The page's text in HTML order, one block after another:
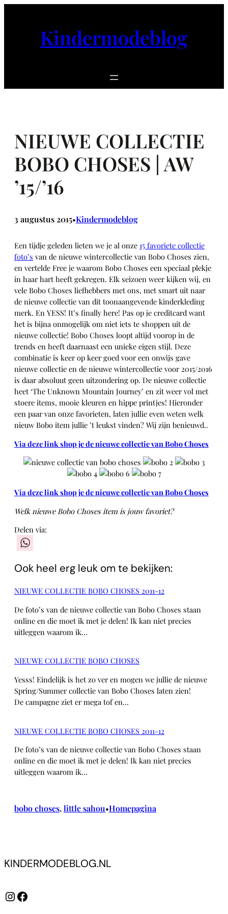
Kindermodeblog
NIEUWE COLLECTIE
BOBO CHOSES | AW
’15/’16
3 augustus 2015•Kindermodeblog
Een tijdje geleden lieten we je al onze 15 favoriete collectie
foto’s van de nieuwe wintercollectie van Bobo Choses zien,
en vertelde Free je waarom Bobo Choses een speciaal plekje
in haar hart heeft gekregen. Elk seizoen weer kijken wij, en
vele Bobo Choses liefhebbers met ons, met smart uit naar
de nieuwe collectie van dit toonaangevende kinderkleding
merk. En YESS! It’s finally here! Pas op je creditcard want
het is bijna onmogelijk om niet iets te shoppen uit de
nieuwe collectie! Bobo Choses loopt altijd voorop in de
trends en heeft daarnaast een unieke eigen stijl. Deze
combinatie is keer op keer goed voor een onwijs gave
nieuwe collectie en de nieuwe wintercollectie voor 2015/2016
is daar absoluut geen uitzondering op. De nieuwe collectie
heet ‘The Unknown Mountain Journey’ en zit weer vol met
stoere items, mooie kleuren en hippe printjes! Hieronder
een paar van onze favorieten, laten jullie even weten welk
nieuw Bobo item jullie ’t leukst vinden? Wij zijn benieuwd..
Via deze link shop je de nieuwe collectie van Bobo Choses
Via deze link shop je de nieuwe collectie van Bobo Choses
Welk nieuwe Bobo Choses item is jouw favoriet?
Delen via:
Ook heel erg leuk om te bekijken:
NIEUWE COLLECTIE BOBO CHOSES 2011-12
De foto’s van de nieuwe collectie van Bobo Choses staan
online en die moet ik met je delen! Ik kan niet precies
uitleggen waarom ik…
NIEUWE COLLECTIE BOBO CHOSES
Yesss! Eindelijk is het zo ver en mogen we jullie de nieuwe
Spring/Summer collectie van Bobo Choses laten zien!
De campagne ziet er mega tof en…
NIEUWE COLLECTIE BOBO CHOSES 2011-12
De foto’s van de nieuwe collectie van Bobo Choses staan
online en die moet ik met je delen! Ik kan niet precies
uitleggen waarom ik…
bobo choses, little sahou•Homepagina
KINDERMODEBLOG.NL
InstagramFacebook